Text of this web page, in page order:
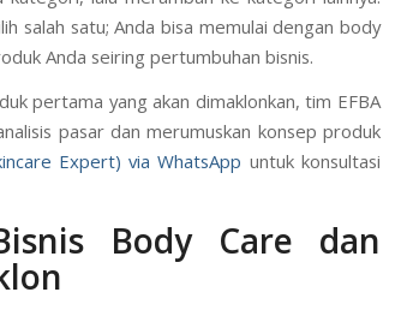
salah satu; Anda bisa memulai dengan body
Anda seiring pertumbuhan bisnis.
pertama yang akan dimaklonkan, tim EFBA
pasar dan merumuskan konsep produk
Expert) via WhatsApp untuk konsultasi
Body Care dan